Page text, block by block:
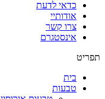
כדאי לדעת
אודותיי
צרו קשר
אינסטגרם
תפריט
בית
טבעות